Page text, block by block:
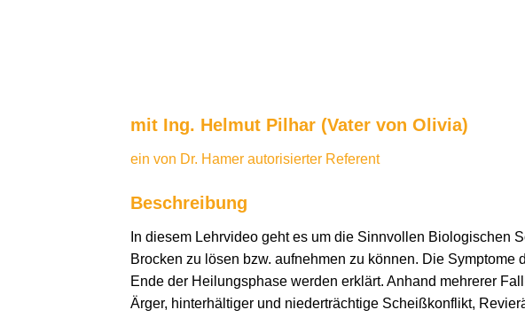
mit Ing. Helmut Pilhar (Vater von Olivia)
ein von Dr. Hamer autorisierter Referent
Beschreibung
In diesem Lehrvideo geht es um die Sinnvollen Biologischen
Brocken zu lösen bzw. aufnehmen zu können. Die
Ende der Heilungsphase werden erklärt. Anhand mehrerer
Ärger, hinterhältiger und niederträchtige Scheißkonflikt,